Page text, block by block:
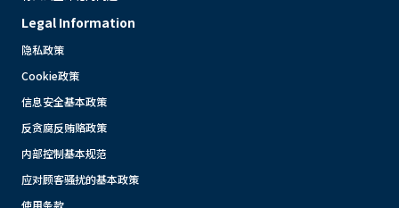
Legal Information
隐私政策
Cookie政策
信息安全基本政策
反贪腐反贿赂政策
内部控制基本规范
应对顾客骚扰的基本政策
使用条款